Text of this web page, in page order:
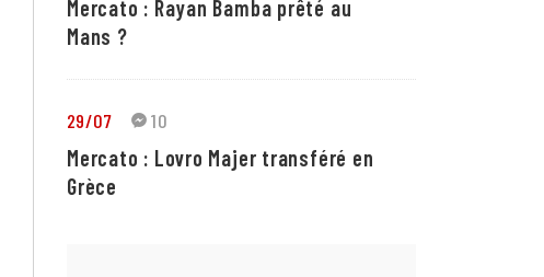
Mercato : Rayan Bamba prêté au
Mans ?
29/07 10
Mercato : Lovro Majer transféré en
Grèce